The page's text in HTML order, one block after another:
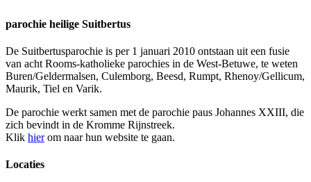
parochie heilige Suitbertus
De Suitbertusparochie is per 1 januari 2010 ontstaan uit een fusie
van acht Rooms-katholieke parochies in de West-Betuwe, te weten
Buren/Geldermalsen, Culemborg, Beesd, Rumpt, Rhenoy/Gellicum,
Maurik, Tiel en Varik.
De parochie werkt samen met de parochie paus Johannes XXIII, die
zich bevindt in de Kromme Rijnstreek.
Klik hierom naar hun website te gaan.
Locaties